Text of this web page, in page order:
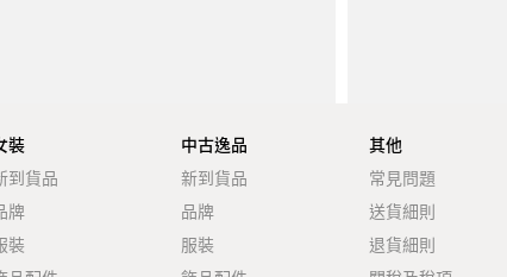
裝
到貨品
牌
裝
中古逸品
新到貨品
品牌
服裝
其他
常見問題
送貨細則
退貨細則